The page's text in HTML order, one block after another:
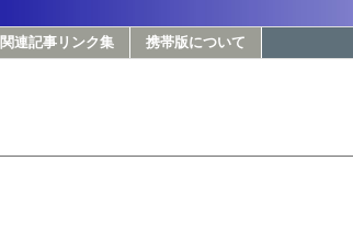
関連記事リンク集 携帯版について